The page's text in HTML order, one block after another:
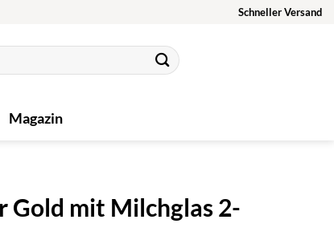
Schneller Versand
Magazin
Gold mit Milchglas 2-